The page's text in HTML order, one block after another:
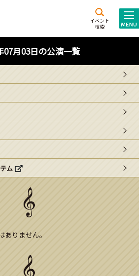
イベント
検索
西新井
文化ホール
07月03日の公演一覧
ム
りません。